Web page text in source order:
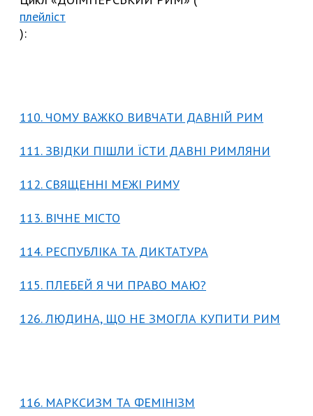
плейліст
):
110. ЧОМУ ВАЖКО ВИВЧАТИ ДАВНІЙ РИМ
111. ЗВІДКИ ПІШЛИ ЇСТИ ДАВНІ РИМЛЯНИ
112. СВЯЩЕННІ МЕЖІ РИМУ
113. ВІЧНЕ МІСТО
114. РЕСПУБЛІКА ТА ДИКТАТУРА
115. ПЛЕБЕЙ Я ЧИ ПРАВО МАЮ?
126. ЛЮДИНА, ЩО НЕ ЗМОГЛА КУПИТИ РИМ
116. МАРКСИЗМ ТА ФЕМІНІЗМ